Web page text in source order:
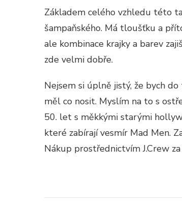
Základem celého vzhledu této
šampaňského. Má tloušťku a
ale kombinace krajky a barev
zde velmi dobře.
Nejsem si úplně jistý, že bych
měl co nosit. Myslím na to s
50. let s měkkými starými
které zabírají vesmír Mad Men.
Nákup prostřednictvím J.Crew